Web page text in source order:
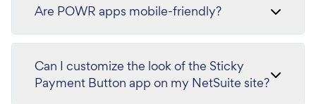
Are POWR apps mobile-friendly?
Can I customize the look of the Sticky
Payment Button app on my NetSuite site?